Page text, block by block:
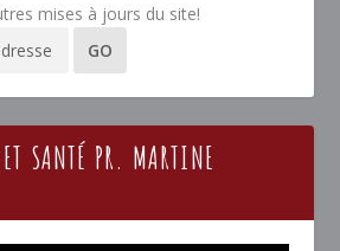
mises à jours du site!
SANTÉ PR. MARTINE